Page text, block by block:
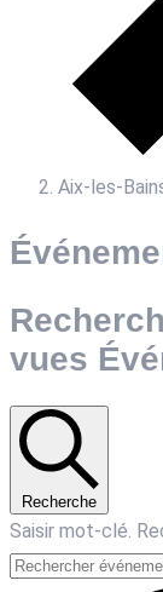
Aix-les-
vues
Recherche
Saisir mot-clé.